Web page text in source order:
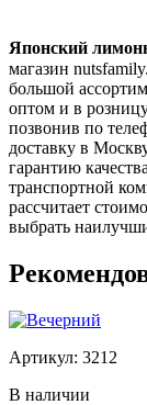
Японский
магазин
большой
оптом и в
позвонив по
доставку в
гарантию
транспортной
рассчитает
выбрать
Артикул: 3212
В наличии